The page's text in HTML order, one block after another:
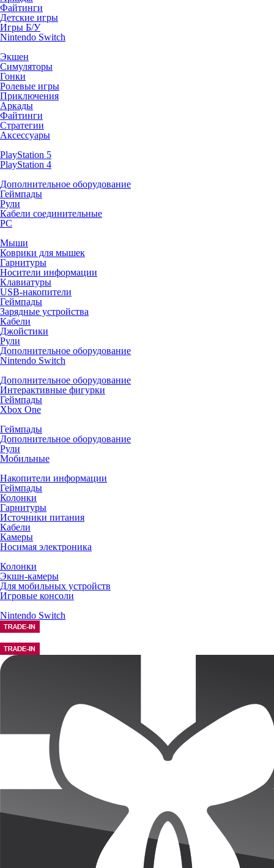
Файтинги
Детские игры
Игры Б/У
Nintendo Switch
Экшен
Симуляторы
Гонки
Ролевые игры
Приключения
Аркады
Файтинги
Стратегии
Аксессуары
PlayStation 5
PlayStation 4
Дополнительное оборудование
Геймпады
Рули
Кабели соединительные
PC
Мыши
Коврики для мышек
Гарнитуры
Носители информации
Клавиатуры
USB-накопители
Геймпады
Зарядные устройства
Кабели
Джойстики
Рули
Дополнительное оборудование
Nintendo Switch
Дополнительное оборудование
Интерактивные фигурки
Геймпады
Xbox One
Геймпады
Дополнительное оборудование
Рули
Мобильные
Накопители информации
Геймпады
Колонки
Гарнитуры
Источники питания
Кабели
Камеры
Носимая электроника
Колонки
Экшн-камеры
Для мобильных устройств
Игровые консоли
Nintendo Switch